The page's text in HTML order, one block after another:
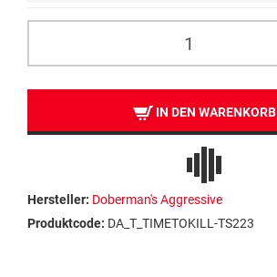
IN DEN WARENKORB
Hersteller: Doberman's Aggressive
Produktcode: DA_T_TIMETOKILL-TS223